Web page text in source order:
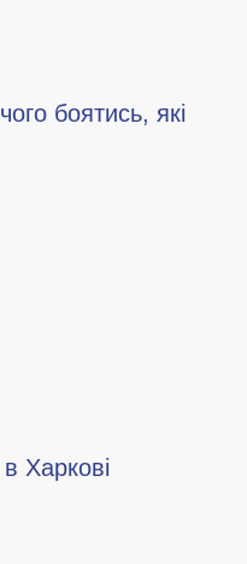
боятись, які
Харкові